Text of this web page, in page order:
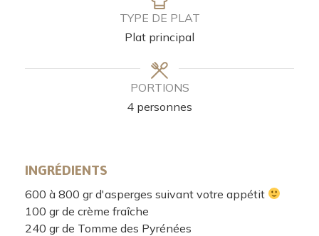
TYPE DE PLAT
Plat principal
PORTIONS
4 personnes
INGRÉDIENTS
600 à 800 gr d'asperges suivant votre appétit
100 gr de crème fraîche
240 gr de Tomme des Pyrénées